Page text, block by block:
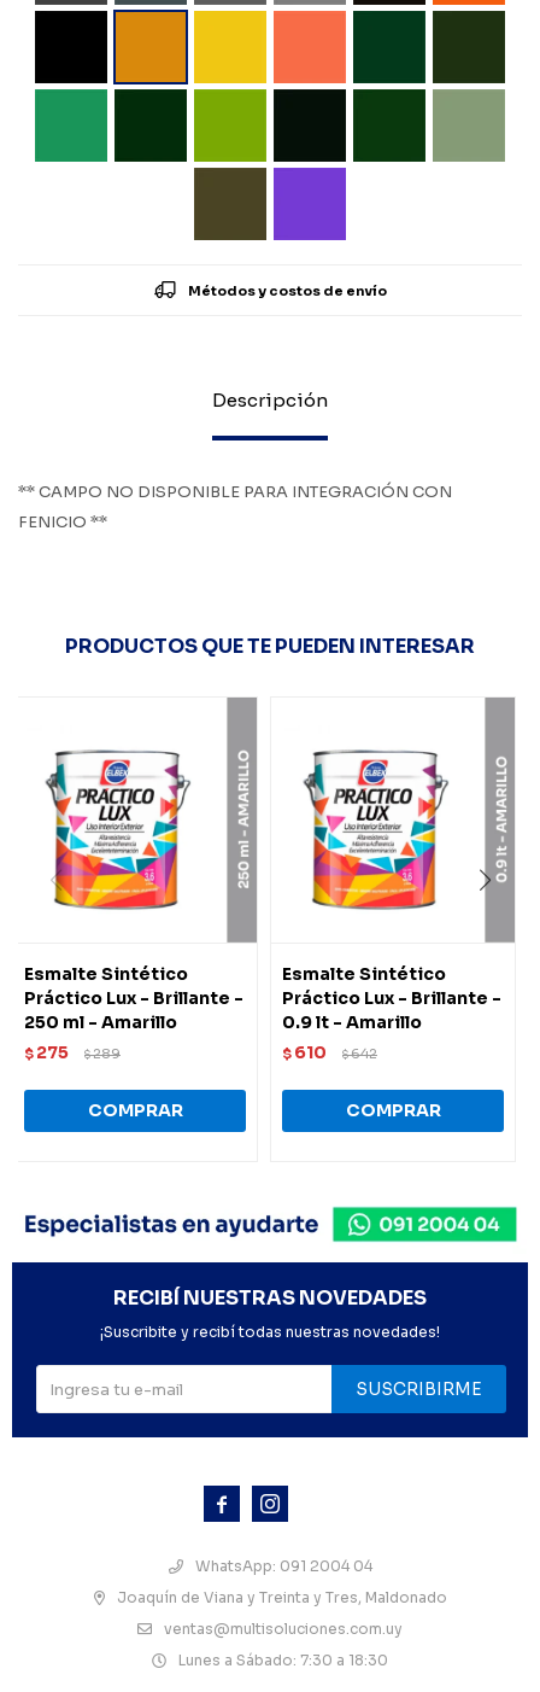
Métodos y costos de envío
Descripción
** CAMPO NO DISPONIBLE PARA INTEGRACIÓN CON
FENICIO **
PRODUCTOS QUE TE PUEDEN INTERESAR
Esmalte Sintético
Práctico Lux - Brillante -
250 ml - Amarillo
$ 275 $289
Esmalte Sintético
Práctico Lux - Brillante -
0.9 lt - Amarillo
$ 610 $642
 
WhatsApp: 091 2004 04
Joaquín de Viana y Treinta y Tres, Maldonado
ventas@multisoluciones.com.uy
Lunes a Sábado: 7:30 a 18:30
RECIBÍ NUESTRAS NOVEDADES
¡Suscribite y recibí todas nuestras novedades!
SUSCRIBIRME